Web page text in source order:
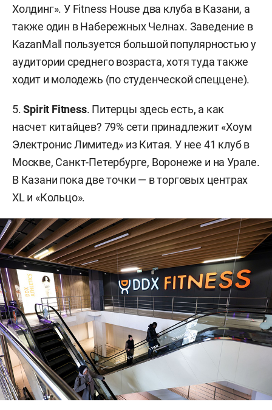
Холдинг». У Fitness House два клуба в Казани, а
также один в Набережных Челнах. Заведение в
KazanMall пользуется большой популярностью у
аудитории среднего возраста, хотя туда также
ходит и молодежь (по студенческой спеццене).
5.Spirit Fitness. Питерцы здесь есть, а как
насчет китайцев? 79% сети принадлежит «Хоум
Электронис Лимитед» из Китая. У нее 41 клуб в
Москве, Санкт-Петербурге, Воронеже и на Урале.
В Казани пока две точки — в торговых центрах
XL и «Кольцо».